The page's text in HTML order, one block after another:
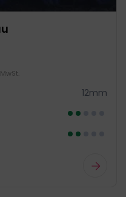
12mm